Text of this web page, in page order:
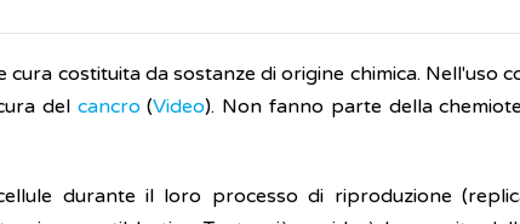
cura costituita da sostanze di origine chimica. Nell'uso
del cancro (Video). Non fanno parte della
durante il loro processo di riproduzione